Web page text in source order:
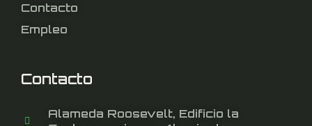
Contacto
Alameda Roosevelt, Edificio la
Contacto
Empleo